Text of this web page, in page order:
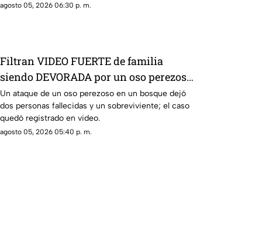
agosto 05, 2026 06:30 p. m.
Filtran VIDEO FUERTE de familia
siendo DEVORADA por un oso perezoso
en pleno monte
Un ataque de un oso perezoso en un bosque dejó
dos personas fallecidas y un sobreviviente; el caso
quedó registrado en video.
agosto 05, 2026 05:40 p. m.